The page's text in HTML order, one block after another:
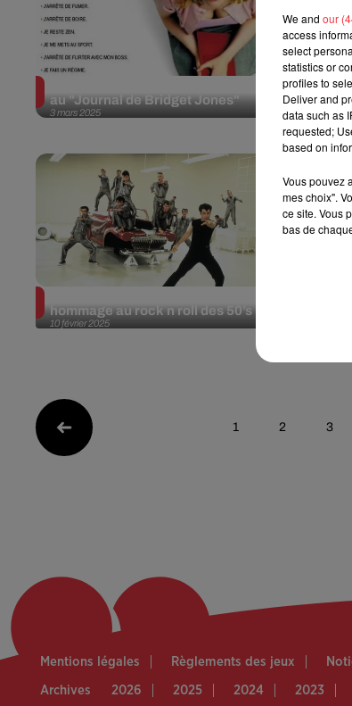
3 mars 2025
au "Journal de Bridget Jones"
24
:
10 février 2025
hommage au rock n roll des 50’s
1 2 3
Mentions légales Règlements des jeux
Archives 2026 2025 2024 2023
We and our
access
select
statistics or
profiles to
Deliver and
data such as
requested;
based on
Vous pouvez
mes choix".
ce site. Vous
bas de